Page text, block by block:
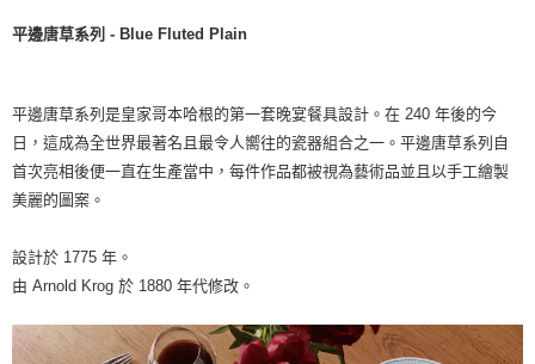
平邊唐草系列 - Blue Fluted Plain
平邊唐草系列是皇家哥本哈根的第一套晚宴餐具設計。在 240 年後的今
日，這成為全世界最著名且最令人嚮往的瓷器組合之一。平邊唐草系列自
首次亮相後便一直在生產當中，每件作品都被視為藝術品並且以手工繪製
美麗的圖案。
設計於 1775 年。
由 Arnold Krog 於 1880 年代修改。